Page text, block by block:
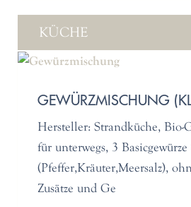
KÜCHE
GEWÜRZMISCHUNG
Hersteller: Strandküche, Bio-
für unterwegs, 3
(Pfeffer,Kräuter,Meersalz),
Zusätze und Ge